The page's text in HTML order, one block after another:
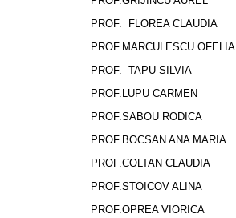
PROF. FLOREA CLAUDIA
PROF.MARCULESCU OFELIA
PROF. TAPU SILVIA
PROF.LUPU CARMEN
PROF.SABOU RODICA
PROF.BOCSAN ANA MARIA
PROF.COLTAN CLAUDIA
PROF.STOICOV ALINA
PROF.OPREA VIORICA